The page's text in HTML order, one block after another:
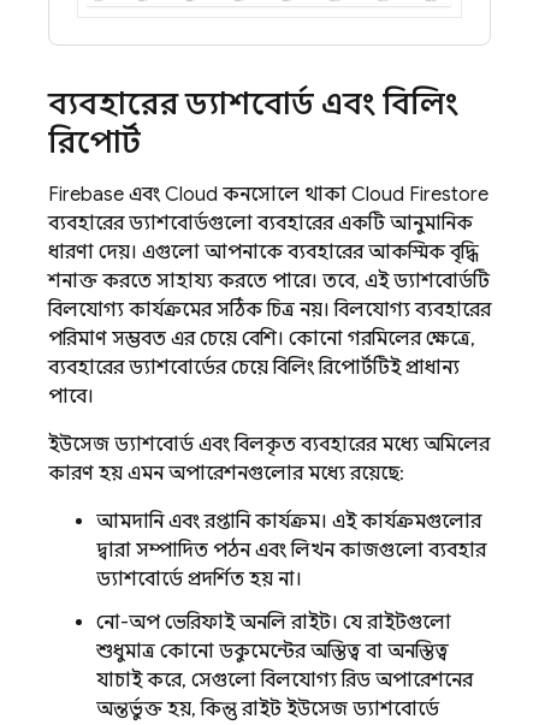
ব্যবহারের ড্যাশবোর্ড এবং বিলিং
রিপোর্ট
Firebase এবং Cloud কনসোলে থাকা Cloud Firestore
ব্যবহারের ড্যাশবোর্ডগুলো ব্যবহারের একটি আনুমানিক
ধারণা দেয়। এগুলো আপনাকে ব্যবহারের আকস্মিক বৃদ্ধি
শনাক্ত করতে সাহায্য করতে পারে। তবে, এই ড্যাশবোর্ডটি
বিলযোগ্য কার্যক্রমের সঠিক চিত্র নয়। বিলযোগ্য ব্যবহারের
পরিমাণ সম্ভবত এর চেয়ে বেশি। কোনো গরমিলের ক্ষেত্রে,
ব্যবহারের ড্যাশবোর্ডের চেয়ে বিলিং রিপোর্টটিই প্রাধান্য
পাবে।
ইউসেজ ড্যাশবোর্ড এবং বিলকৃত ব্যবহারের মধ্যে অমিলের
কারণ হয় এমন অপারেশনগুলোর মধ্যে রয়েছে:
আমদানি এবং রপ্তানি কার্যক্রম। এই কার্যক্রমগুলোর
দ্বারা সম্পাদিত পঠন এবং লিখন কাজগুলো ব্যবহার
ড্যাশবোর্ডে প্রদর্শিত হয় না।
নো-অপ ভেরিফাই অনলি রাইট। যে রাইটগুলো
শুধুমাত্র কোনো ডকুমেন্টের অস্তিত্ব বা অনস্তিত্ব
যাচাই করে, সেগুলো বিলযোগ্য রিড অপারেশনের
অন্তর্ভুক্ত হয়, কিন্তু রাইট ইউসেজ ড্যাশবোর্ডে